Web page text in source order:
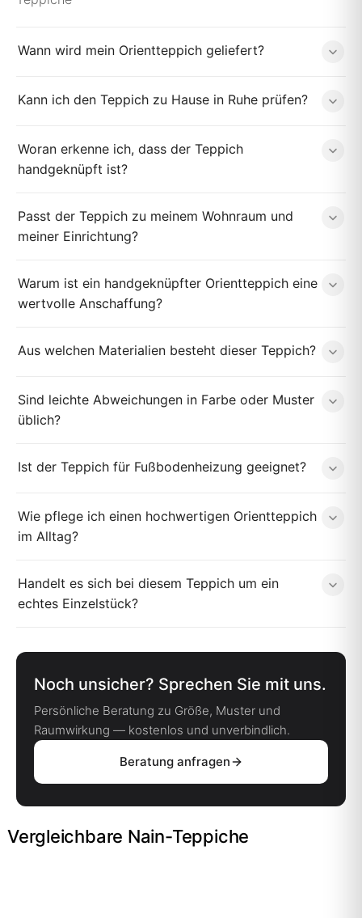
Wann wird mein Orientteppich geliefert?
Kann ich den Teppich zu Hause in Ruhe prüfen?
Woran erkenne ich, dass der Teppich
handgeknüpft ist?
Passt der Teppich zu meinem Wohnraum und
meiner Einrichtung?
Warum ist ein handgeknüpfter Orientteppich eine
wertvolle Anschaffung?
Aus welchen Materialien besteht dieser Teppich?
Sind leichte Abweichungen in Farbe oder Muster
üblich?
Ist der Teppich für Fußbodenheizung geeignet?
Wie pflege ich einen hochwertigen Orientteppich
im Alltag?
Handelt es sich bei diesem Teppich um ein
echtes Einzelstück?
Noch unsicher? Sprechen Sie mit uns.
Persönliche Beratung zu Größe, Muster und
Raumwirkung — kostenlos und unverbindlich.
Beratung anfragen
Vergleichbare Nain-Teppiche